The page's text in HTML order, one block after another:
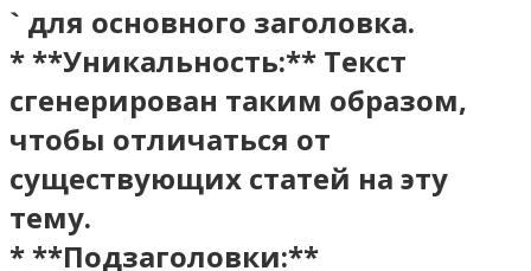
` для основного заголовка.
* **Уникальность:** Текст
сгенерирован таким образом‚
чтобы отличаться от
существующих статей на эту
тему.
* **Подзаголовки:**